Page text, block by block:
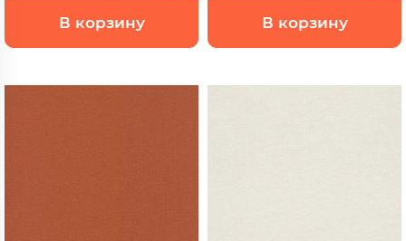
В корзину В корзину